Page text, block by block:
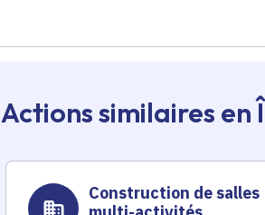
Actions similaires
Construction de salles